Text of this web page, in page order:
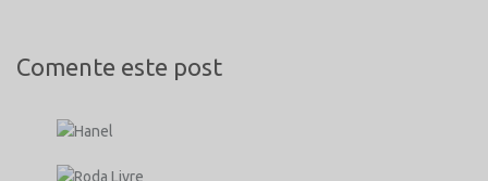
Comente este post